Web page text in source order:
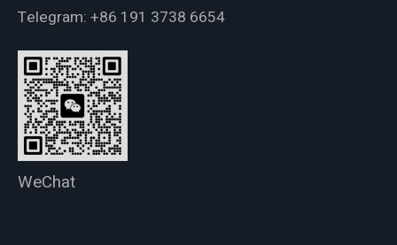
Telegram: +86 191 3738 6654
WeChat